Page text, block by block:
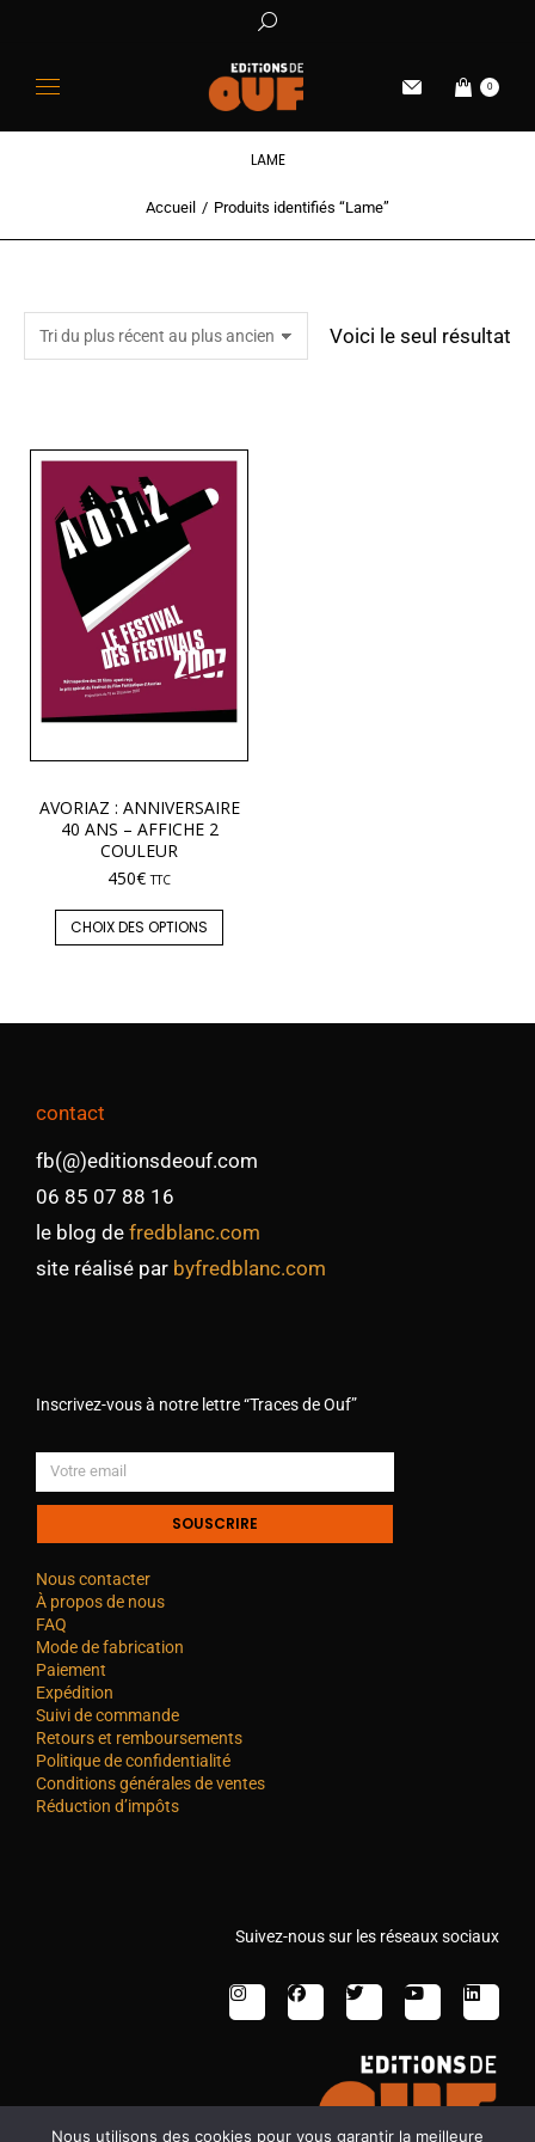
0
LAME
Vous êtes ici :Accueil Produits identifiés “Lame”
Voici le seul résultat
AVORIAZ : ANNIVERSAIRE
40 ANS – AFFICHE 2
COULEUR
450€ TTC
CHOIX DES OPTIONS
contact
fb(@)editionsdeouf.com
06 85 07 88 16
le blog de fredblanc.com
site réalisé par byfredblanc.com
Inscrivez-vous à notre lettre “Traces de Ouf”
SOUSCRIRE
Nous contacter
À propos de nous
FAQ
Mode de fabrication
Paiement
Expédition
Suivi de commande
Retours et remboursements
Politique de confidentialité
Conditions générales de ventes
Réduction d’impôts
Suivez-nous sur les réseaux sociaux
Nous utilisons des cookies pour vous garantir la meilleure